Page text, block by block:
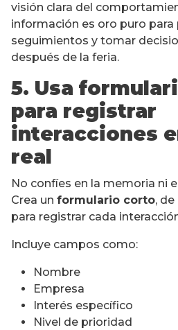
visión clara del
información es oro puro para
seguimientos y tomar
después de la feria.
5. Usa
para registrar
interacciones
real
No confíes en la memoria ni
Crea un formulario corto,
para registrar cada
Incluye campos como:
Nombre
Empresa
Interés específico
Nivel de prioridad